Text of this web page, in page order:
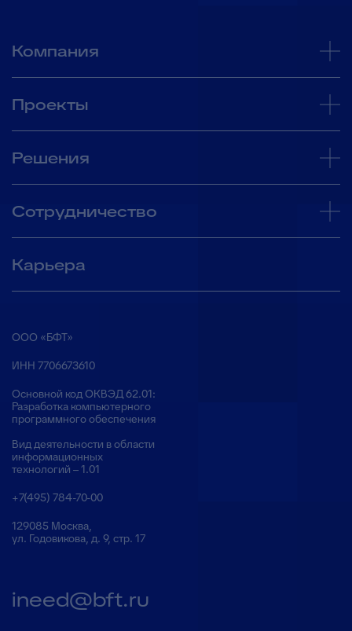
Компания
Проекты
Решения
Сотрудничество
Карьера
ООО «БФТ»
ИНН 7706673610
Основной код ОКВЭД 62.01:
Разработка компьютерного
программного обеспечения
Вид деятельности в области
информационных
технологий – 1.01
+7(495) 784-70-00
129085 Москва,
ул. Годовикова, д. 9, стр. 17
ineed@bft.ru